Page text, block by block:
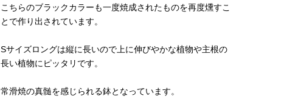
こちらのブラックカラーも一度焼成されたものを再度燻すこ
とで作り出されています。
Sサイズロングは縦に長いので上に伸びやかな植物や主根の
長い植物にピッタリです。
常滑焼の真髄を感じられる鉢となっています。